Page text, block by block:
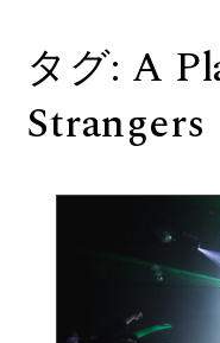
タグ: A
Strangers